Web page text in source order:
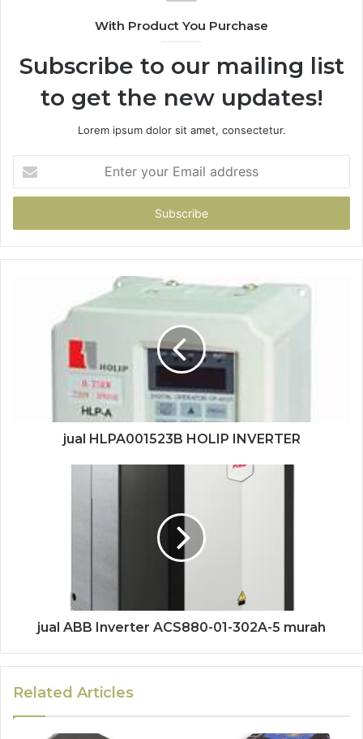
With Product You Purchase
Subscribe to our mailing list
to get the new updates!
Lorem ipsum dolor sit amet, consectetur.
your
Email
jual HLPA001523B HOLIP INVERTER
jual ABB Inverter ACS880-01-302A-5 murah
Related Articles